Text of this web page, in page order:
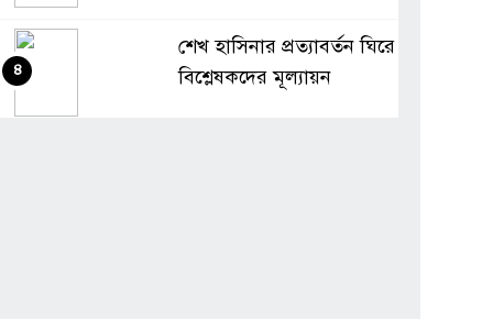
শেখ হাসিনার প্রত্যাবর্তন ঘিরে
বিশ্লেষকদের মূল্যায়ন
৪